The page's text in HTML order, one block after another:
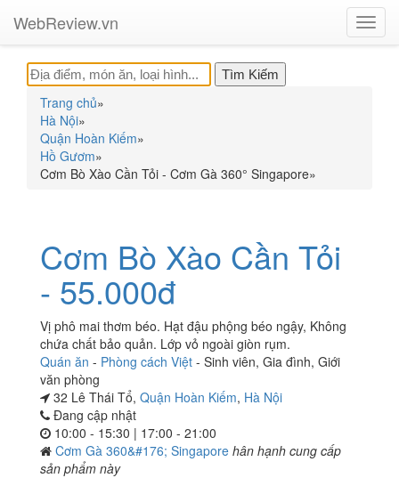
WebReview.vn
Trang chủ»
Hà Nội»
Quận Hoàn Kiếm»
Hồ Gươm»
Cơm Bò Xào Cần Tỏi - Cơm Gà 360° Singapore»
Cơm Bò Xào Cần Tỏi
- 55.000đ
Vị phô mai thơm béo. Hạt đậu phộng béo ngậy, Không
chứa chất bảo quản. Lớp vỏ ngoài giòn rụm.
Quán ăn - Phòng cách Việt - Sinh viên, Gia đình, Giới
văn phòng
32 Lê Thái Tổ, Quận Hoàn Kiếm, Hà Nội
Đang cập nhật
10:00 - 15:30 | 17:00 - 21:00
Cơm Gà 360&#176; Singapore hân hạnh cung cấp
sản phẩm này